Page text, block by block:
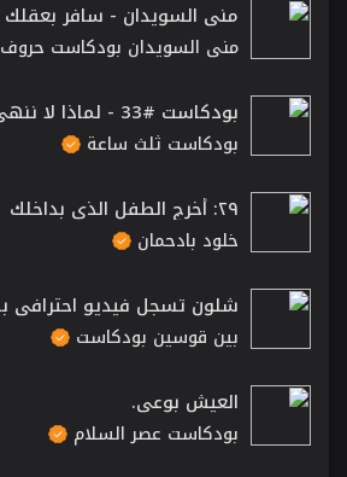
منى السويدان بودكاست حروف
بودكاست #33 - لماذا لا ننهي ما نبدأ
بودكاست ثلث ساعة
٢٩: أخرج الطفل الذي بداخلك
خلود بادحمان
بين قوسين بودكاست
العيش بوعي.
بودكاست عصر السلام